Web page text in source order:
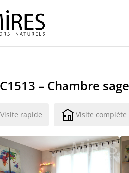
C1513 – Chambre sage
Visite rapide Visite complète